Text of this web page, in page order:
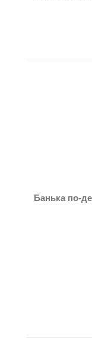
Банька по-